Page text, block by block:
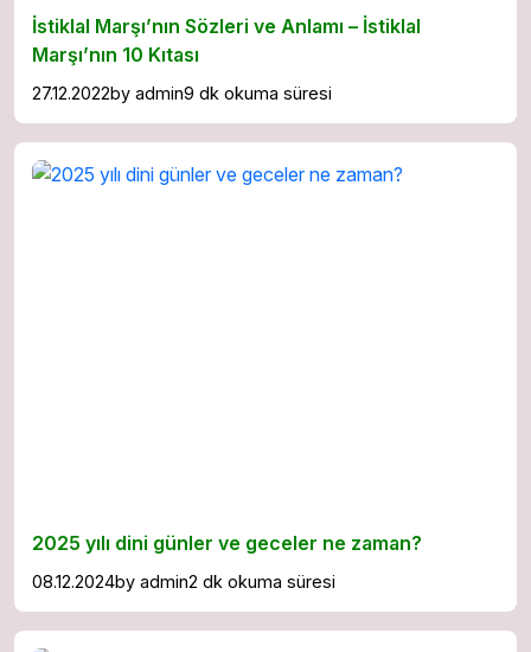
İstiklal Marşı’nın Sözleri ve Anlamı – İstiklal
Marşı’nın 10 Kıtası
27.12.2022by admin9 dk okuma süresi
2025 yılı dini günler ve geceler ne zaman?
08.12.2024by admin2 dk okuma süresi